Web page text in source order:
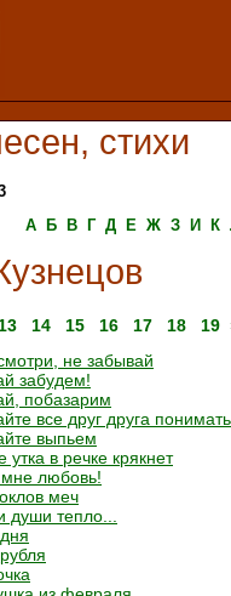
стихи
А
Б В Г Д Е Ж З И К
13 14 15 16 17 18 19
не забывай
забудем!
побазарим
все друг друга понимать
выпьем
утка в речке крякнет
любовь!
меч
души тепло...